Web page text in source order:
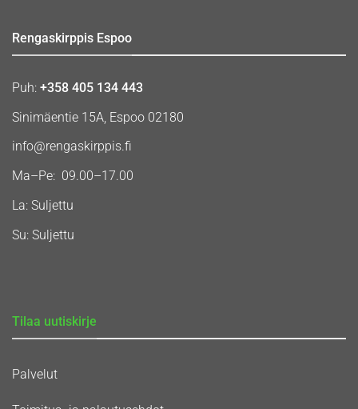
Rengaskirppis Espoo
Puh: +358 405 134 443
Sinimäentie 15A, Espoo 02180
info@rengaskirppis.fi
Ma–Pe: 09.00–17.00
La: Suljettu
Su: Suljettu
Tilaa uutiskirje
Palvelut